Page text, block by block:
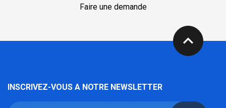
Faire une demande
expand_less
INSCRIVEZ-VOUS A NOTRE NEWSLETTER